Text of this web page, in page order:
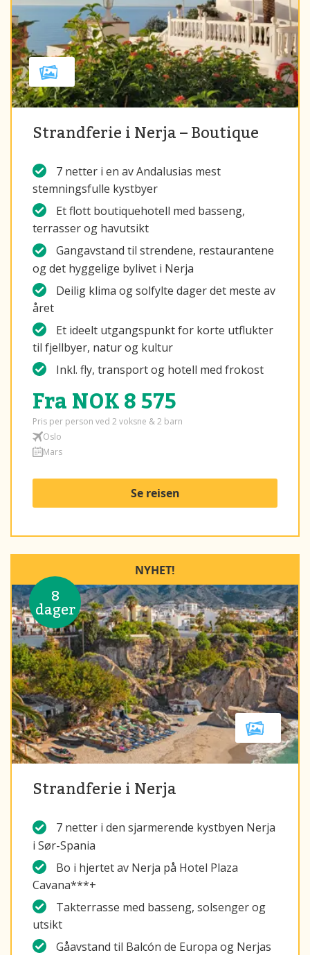
Strandferie i Nerja – Boutique
7 netter i en av Andalusias mest
stemningsfulle kystbyer
Et flott boutiquehotell med basseng,
terrasser og havutsikt
Gangavstand til strendene, restaurantene
og det hyggelige bylivet i Nerja
Deilig klima og solfylte dager det meste av
året
Et ideelt utgangspunkt for korte utflukter
til fjellbyer, natur og kultur
Inkl. fly, transport og hotell med frokost
Fra NOK 8 575
Pris per person ved 2 voksne & 2 barn
Oslo
Mars
Se reisen
8
dager
NYHET!
Strandferie i Nerja
7 netter i den sjarmerende kystbyen Nerja
i Sør-Spania
Bo i hjertet av Nerja på Hotel Plaza
Cavana***+
Takterrasse med basseng, solsenger og
utsikt
Gåavstand til Balcón de Europa og Nerjas